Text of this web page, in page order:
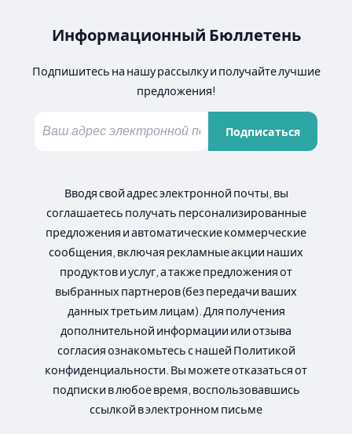
Информационный Бюллетень
Подпишитесь на нашу рассылку и получайте лучшие
предложения!
Подписаться
Вводя свой адрес электронной почты, вы
соглашаетесь получать персонализированные
предложения и автоматические коммерческие
сообщения, включая рекламные акции наших
продуктов и услуг, а также предложения от
выбранных партнеров (без передачи ваших
данных третьим лицам). Для получения
дополнительной информации или отзыва
согласия ознакомьтесь с нашей Политикой
конфиденциальности. Вы можете отказаться от
подписки в любое время, воспользовавшись
ссылкой в электронном письме